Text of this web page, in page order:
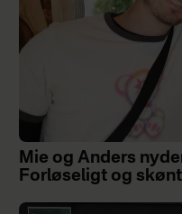
Mie og Anders
Forløseligt og skønt